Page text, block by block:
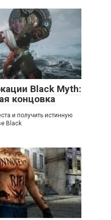
Black Myth:
концовка
и получить истинную
Black